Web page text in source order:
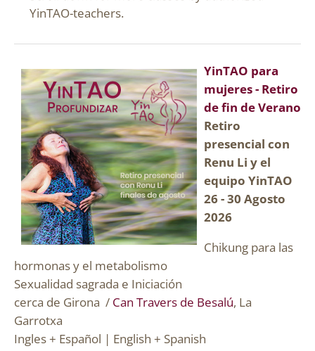
YinTAO-teachers.
YinTAO para
mujeres - Retiro
de fin de Verano
Retiro
presencial con
Renu Li y el
equipo YinTAO
26 - 30 Agosto
2026
Chikung para las
hormonas y el metabolismo
Sexualidad sagrada e Iniciación
cerca de Girona / Can Travers de Besalú, La
Garrotxa
Ingles + Español | English + Spanish